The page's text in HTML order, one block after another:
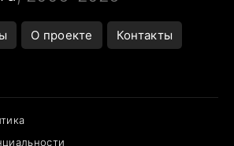
О проекте Контакты